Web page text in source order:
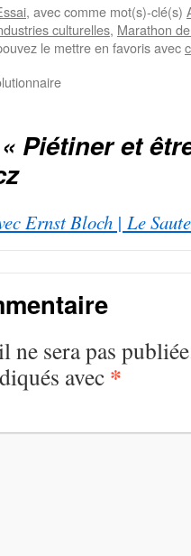
, avec comme mot(s)-clé(s)
culturelles, Marathon
le mettre en favoris avec
« Piétiner et
Ernst Bloch | Le
ne sera pas
avec *